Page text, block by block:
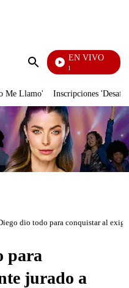
Enviar
EN VIVO
Noticias Caracol
Me Llamo' Inscripciones
dio todo para conquistar al
para
jurado a